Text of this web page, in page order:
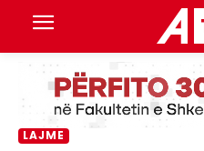
LAJME